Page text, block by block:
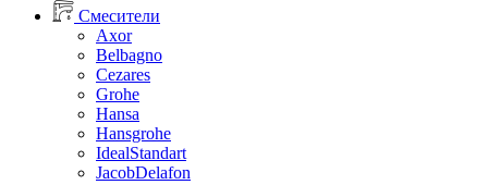
Смесители
Axor
Belbagno
Cezares
Grohe
Hansa
Hansgrohe
IdealStandart
JacobDelafon